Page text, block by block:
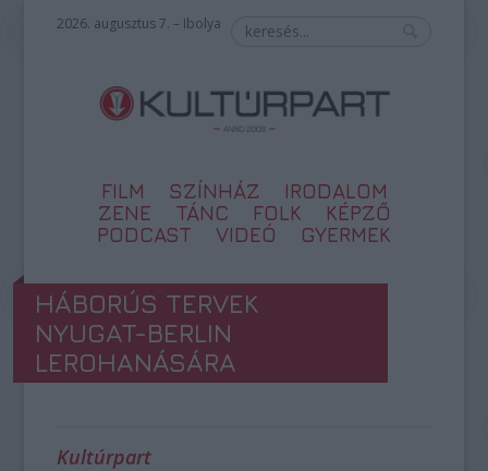
2026. augusztus 7. – Ibolya
FILM SZÍNHÁZ
IRODALOM
ZENE
TÁNC FOLK
KÉPZŐ
PODCAST
VIDEÓ GYERMEK
HÁBORÚS TERVEK
NYUGAT-BERLIN
LEROHANÁSÁRA
Kultúrpart